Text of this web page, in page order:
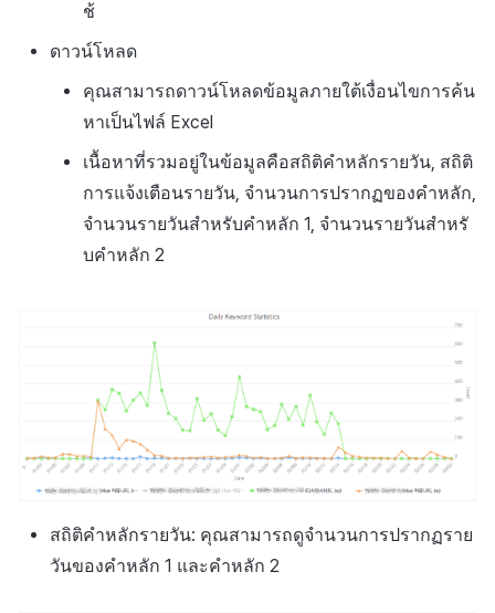
ช้
ดาวน์โหลด
คุณสามารถดาวน์โหลดข้อมูลภายใต้เงื่อนไขการค้น
หาเป็นไฟล์ Excel
เนื้อหาที่รวมอยู่ในข้อมูลคือสถิติคำหลักรายวัน, สถิติ
การแจ้งเตือนรายวัน, จำนวนการปรากฏของคำหลัก,
จำนวนรายวันสำหรับคำหลัก 1, จำนวนรายวันสำหรั
บคำหลัก 2
สถิติคำหลักรายวัน: คุณสามารถดูจำนวนการปรากฏราย
วันของคำหลัก 1 และคำหลัก 2